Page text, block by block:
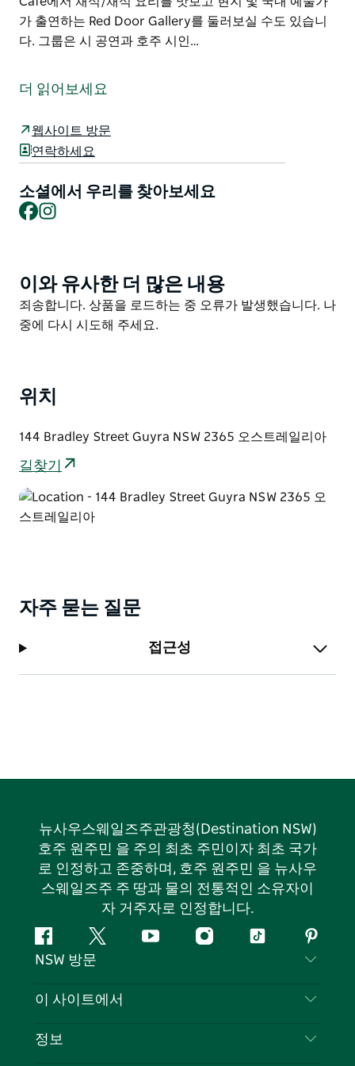
가 출연하는 Red Door Gallery를 둘러보실 수도 있습니
다. 그룹은 시 공연과 호주 시인…
카디아 극장(Arcadia Theatre)은 다시 한 번 호주 시 명예
호주 시인과 그들의 시를 기념하고 보존하기 위해 2020
전시하는 호주 시 명예의 전당(Australian Poetry Hall of
Fame)이라는 방대한 호주 시집이 있습니다.
저녁에는 열린 마이크 시의 밤이 있습니다.
Seahorse Medicine Cafe에서 채식/채식 요리를 맛보고
현지 및 국내 예술가가 출연하는 Red Door Gallery를 둘
특별 패키지를 제공합니다.
슬과 브리즈번 사이의 뉴잉글랜드 고속도로 중간에 있습
니다.
더 읽어보세요
웹사이트 방문
연락하세요
소셜에서 우리를 찾아보세요
Facebook
Product
List
이와 유사한 더 많은 내용
Product
List
죄송합니다. 상품을 로드하는 중 오류가 발생했습니다. 나
중에 다시 시도해 주세요.
위치
144 Bradley Street Guyra NSW 2365 오스트레일리아
길찾기
자주 묻는 질문
접근성
뉴사우스웨일즈주관광청(Destination NSW)
호주 원주민 을 주의 최초 주민이자 최초 국가
로 인정하고 존중하며, 호주 원주민 을 뉴사우
스웨일즈주 주 땅과 물의 전통적인 소유자이
자 거주자로 인정합니다.
페
이
북
지
다
유
인
틱
핀
터
스
NSW 방문
문의하기
이 사이트에서
목적지
정보